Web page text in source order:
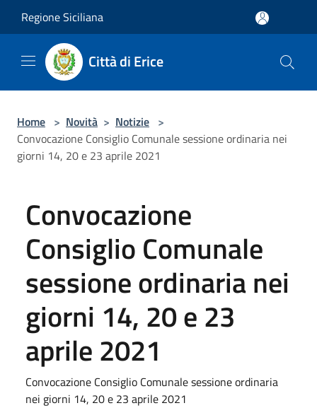
Regione Siciliana
Città di Erice
Home > Novità > Notizie >
Convocazione Consiglio Comunale sessione ordinaria nei
giorni 14, 20 e 23 aprile 2021
Convocazione
Consiglio Comunale
sessione ordinaria nei
giorni 14, 20 e 23
aprile 2021
Convocazione Consiglio Comunale sessione ordinaria
nei giorni 14, 20 e 23 aprile 2021